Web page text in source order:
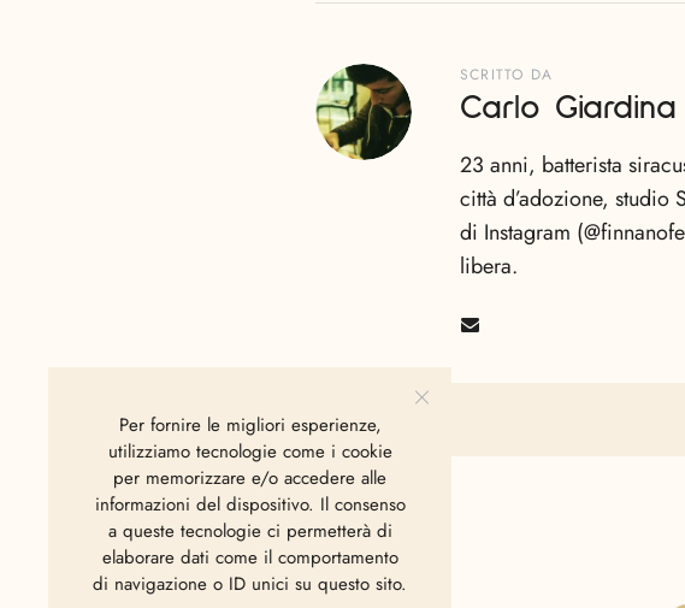
SCRITTO DA
Carlo Giardina
23 anni, batterista
città d’adozione, studio
di Instagram
libera.
Per fornire le migliori esperienze,
utilizziamo tecnologie come i cookie
per memorizzare e/o accedere alle
informazioni del dispositivo. Il consenso
a queste tecnologie ci permetterà di
elaborare dati come il comportamento
di navigazione o ID unici su questo sito.